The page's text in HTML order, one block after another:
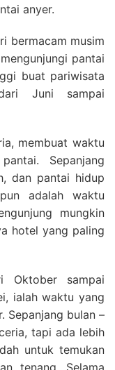
anyer.
bermacam musim
pantai
buat pariwisata
Juni sampai
membuat waktu
Sepanjang
dan pantai hidup
adalah waktu
mungkin
hotel yang paling
Oktober sampai
ialah waktu yang
Sepanjang bulan –
tapi ada lebih
untuk temukan
tenang. Selama